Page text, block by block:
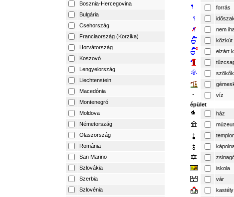
Bosznia-Hercegovina
Bulgária
Csehország
Franciaország (Korzika)
Horvátország
Koszovó
Lengyelország
Liechtenstein
Macedónia
Montenegró
Moldova
Németország
Olaszország
Románia
San Marino
Szlovákia
Szerbia
Szlovénia
forrás
nem
közkút
elzárt
víz
épület
ház
iskola
vár
kastély